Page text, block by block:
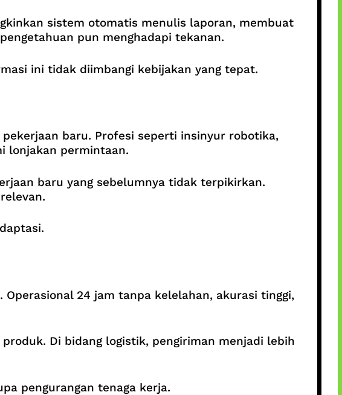
sistem otomatis menulis laporan, membuat
pun menghadapi tekanan.
ini tidak diimbangi kebijakan yang tepat.
baru. Profesi seperti insinyur robotika,
lonjakan permintaan.
baru yang sebelumnya tidak terpikirkan.
24 jam tanpa kelelahan, akurasi tinggi,
Di bidang logistik, pengiriman menjadi lebih
pengurangan tenaga kerja.